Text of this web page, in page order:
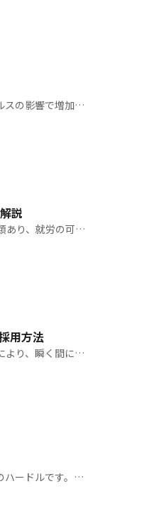
スの影響で増加率
説
あり、就労の可否
用方法
より、瞬く間に活
ードルです。書